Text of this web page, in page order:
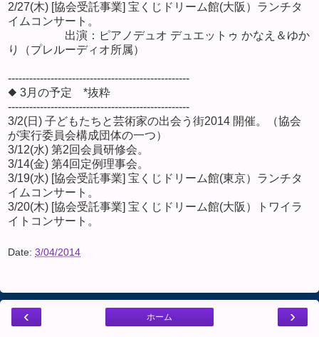
2/27(木) [協会受託事業] 宝くじドリーム館(大阪）ランチタ
イムコンサート。
出演：ピアノデュオ デュエットゥ かなえ＆ゆか
り（プレルーディオ所属）
---------------------------------------------------
◆ 3月の予定 *抜粋
---------------------------------------------------
3/2(日) 子どもたちと芸術家の出会う街2014 開催。（協会
が実行委員会構成団体の一つ）
3/12(水) 第2回会員研修会。
3/14(金) 第4回定例理事会。
3/19(水) [協会受託事業] 宝くじドリーム館(東京）ランチタ
イムコンサート。
3/20(木) [協会受託事業] 宝くじドリーム館(大阪）トワイラ
イトコンサート。
Date: 3/04/2014
‹ ›
ホーム